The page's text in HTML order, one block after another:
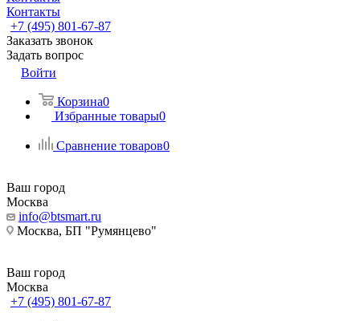
Контакты
+7 (495) 801-67-87
Заказать звонок
Задать вопрос
Войти
Корзина0
Избранные товары0
Сравнение товаров0
Ваш город
Москва
info@btsmart.ru
Москва, БП "Румянцево"
Ваш город
Москва
+7 (495) 801-67-87